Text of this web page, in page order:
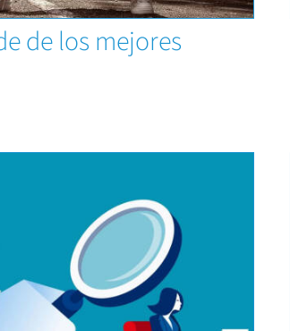
de los mejores
Capacitaciones